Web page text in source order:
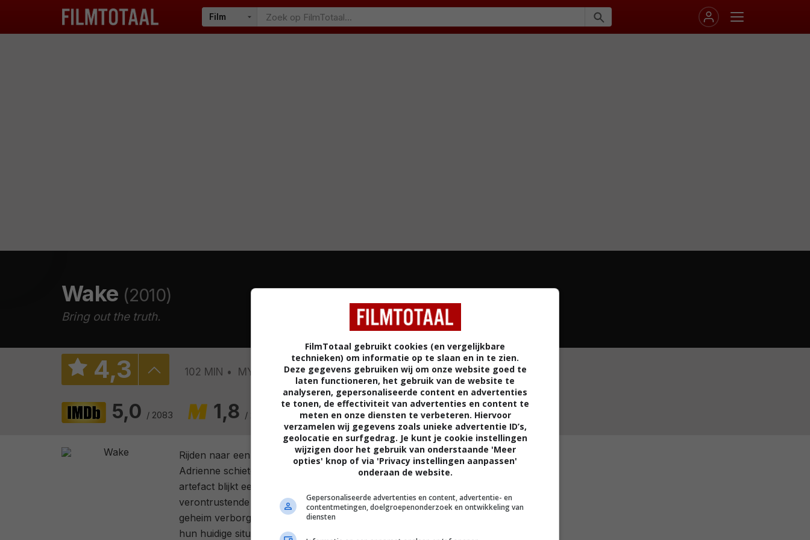
Wake (2010)
Bring out the truth.
4,3 102 MIN MYSTERY THRILLER VERENIGDE STATEN
5,0 / 2083 1,8 / 29
Rijden naar een bruiloft in Los Angeles door de Mojave woestijn, Paul en
Adrienne schieten de snelweg af in Roy's Motel en Cafe. Deze weg
artefact blijkt een vreemde en surrealistische plek met een
verontrustende mix van reizigers, die dwingen onze kinderen om het
geheim verborgen tussen hen en uiteindelijk de gruwelijke realiteit van
hun huidige situatie te ontdekken.
FilmTotaal gebruikt cookies (en vergelijkbare
technieken) om informatie op te slaan en in te zien.
Deze gegevens gebruiken wij om onze website goed te
laten functioneren, het gebruik van de website te
analyseren, gepersonaliseerde content en advertenties
te tonen, de effectiviteit van advertenties en content te
meten en onze diensten te verbeteren. Hiervoor
verzamelen wij gegevens zoals unieke advertentie ID’s,
geolocatie en surfgedrag. Je kunt je cookie instellingen
wijzigen door het gebruik van onderstaande 'Meer
opties' knop of via 'Privacy instellingen aanpassen'
onderaan de website.
Gepersonaliseerde advertenties en content, advertentie- en
contentmetingen, doelgroepenonderzoek en ontwikkeling van
diensten